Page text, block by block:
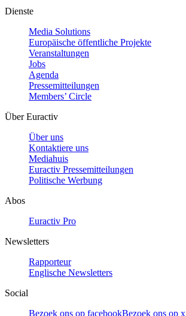
Dienste
Media Solutions
Europäische öffentliche Projekte
Veranstaltungen
Jobs
Agenda
Pressemitteilungen
Members’ Circle
Über Euractiv
Über uns
Kontaktiere uns
Mediahuis
Euractiv Pressemitteilungen
Politische Werbung
Abos
Euractiv Pro
Newsletters
Rapporteur
Englische Newsletters
Social
Bezoek ons op facebookBezoek ons op x